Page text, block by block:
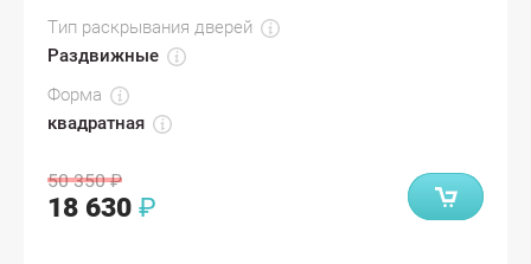
Тип раскрывания дверей
Раздвижные
Форма
квадратная
50 350 ₽
18 630 ₽